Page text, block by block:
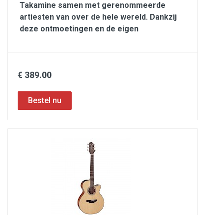
Takamine samen met gerenommeerde
artiesten van over de hele wereld. Dankzij
deze ontmoetingen en de eigen
€ 389.00